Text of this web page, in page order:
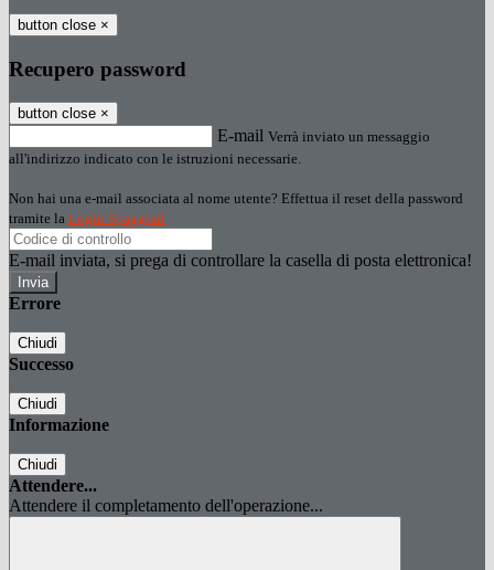
button close ×
Recupero password
button close ×
E-mail Verrà inviato un messaggio
all'indirizzo indicato con le istruzioni necessarie.
Non hai una e-mail associata al nome utente? Effettua il reset della password
tramite la Login Spaggiari
E-mail inviata, si prega di controllare la casella di posta elettronica!
Errore
Chiudi
Successo
Chiudi
Informazione
Chiudi
Attendere...
Attendere il completamento dell'operazione...